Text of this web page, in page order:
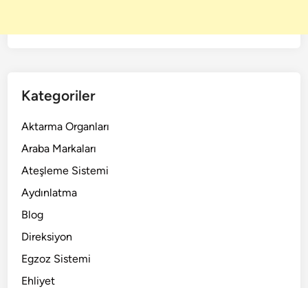
Kategoriler
Aktarma Organları
Araba Markaları
Ateşleme Sistemi
Aydınlatma
Blog
Direksiyon
Egzoz Sistemi
Ehliyet